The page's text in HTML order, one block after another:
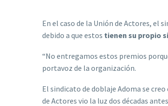
En el caso de la Unión de Actores, el
debido a que estos tienen su propio
“No entregamos estos premios
portavoz de la organización.
El sindicato de doblaje Adoma se
de Actores vio la luz dos décadas